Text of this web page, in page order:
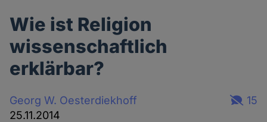
Wie ist Religion
wissenschaftlich
erklärbar?
Georg W. Oesterdiekhoff
25.11.2014
15